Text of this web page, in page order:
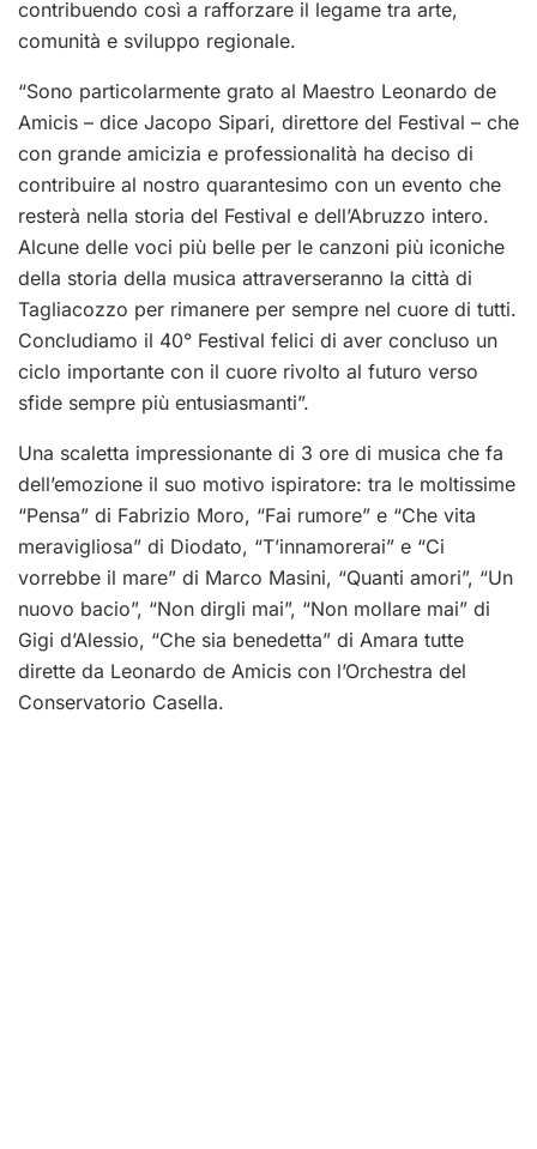
contribuendo così a rafforzare il legame tra arte,
comunità e sviluppo regionale.
“Sono particolarmente grato al Maestro Leonardo de
Amicis – dice Jacopo Sipari, direttore del Festival – che
con grande amicizia e professionalità ha deciso di
contribuire al nostro quarantesimo con un evento che
resterà nella storia del Festival e dell’Abruzzo intero.
Alcune delle voci più belle per le canzoni più iconiche
della storia della musica attraverseranno la città di
Tagliacozzo per rimanere per sempre nel cuore di tutti.
Concludiamo il 40° Festival felici di aver concluso un
ciclo importante con il cuore rivolto al futuro verso
sfide sempre più entusiasmanti”.
Una scaletta impressionante di 3 ore di musica che fa
dell’emozione il suo motivo ispiratore: tra le moltissime
“Pensa” di Fabrizio Moro, “Fai rumore” e “Che vita
meravigliosa” di Diodato, “T’innamorerai” e “Ci
vorrebbe il mare” di Marco Masini, “Quanti amori”, “Un
nuovo bacio”, “Non dirgli mai”, “Non mollare mai” di
Gigi d’Alessio, “Che sia benedetta” di Amara tutte
dirette da Leonardo de Amicis con l’Orchestra del
Conservatorio Casella.